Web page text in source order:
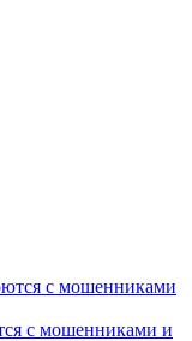
с мошенниками и